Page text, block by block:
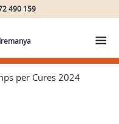
490 159
per Cures 2024